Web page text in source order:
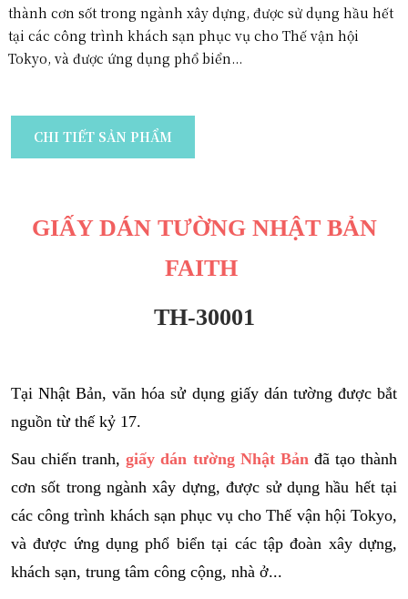
thành cơn sốt trong ngành xây dựng, được sử dụng hầu hết
tại các công trình khách sạn phục vụ cho Thế vận hội
Tokyo, và được ứng dụng phổ biển...
CHI TIẾT SẢN PHẨM
GIẤY DÁN TƯỜNG NHẬT BẢN
FAITH
TH-30001
Tại Nhật Bản, văn hóa sử dụng giấy dán tường được bắt
nguồn từ thế kỷ 17.
Sau chiến tranh,giấy dán tường Nhật Bảnđã tạo thành
cơn sốt trong ngành xây dựng, được sử dụng hầu hết tại
các công trình khách sạn phục vụ cho Thế vận hội Tokyo,
và được ứng dụng phổ biển tại các tập đoàn xây dựng,
khách sạn, trung tâm công cộng, nhà ở...